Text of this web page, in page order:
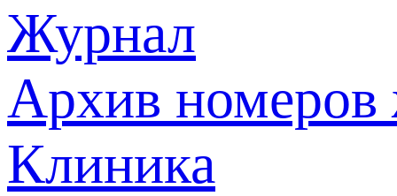
Журнал
Архив номеров
Клиника